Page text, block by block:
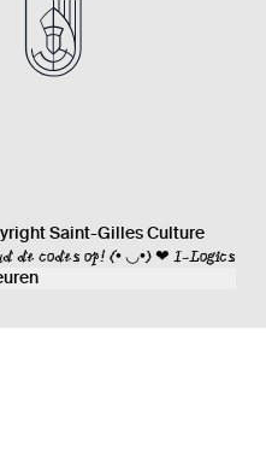
Saint-Gilles Culture
de codes op! (• ◡•) ❤ I-Logics